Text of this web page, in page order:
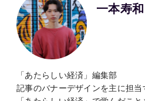
一本寿和
「あたらしい経済」編集部
記事のバナーデザインを主に担当